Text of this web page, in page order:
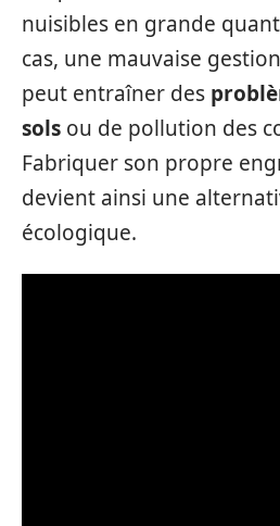
nuisibles en grande
cas, une mauvaise
peut entraîner des
sols ou de pollution des
Fabriquer son propre
devient ainsi une
écologique.